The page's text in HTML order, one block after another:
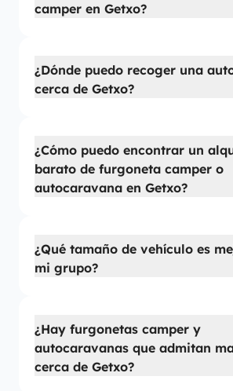
camper en Getxo?
¿Dónde puedo recoger una
cerca de Getxo?
¿Cómo puedo encontrar un
barato de furgoneta camper o
autocaravana en Getxo?
¿Qué tamaño de vehículo es
mi grupo?
¿Hay furgonetas camper y
autocaravanas que admitan
cerca de Getxo?